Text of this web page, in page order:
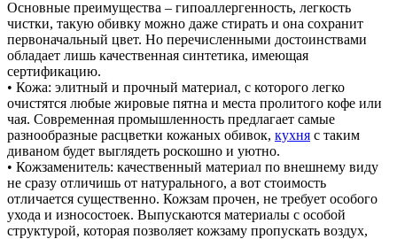
Основные преимущества – гипоаллергенность, легкость
чистки, такую обивку можно даже стирать и она сохранит
первоначальный цвет. Но перечисленными достоинствами
обладает лишь качественная синтетика, имеющая
сертификацию.
• Кожа: элитный и прочный материал, с которого легко
очистятся любые жировые пятна и места пролитого кофе или
чая. Современная промышленность предлагает самые
разнообразные расцветки кожаных обивок, кухня с таким
диваном будет выглядеть роскошно и уютно.
• Кожзаменитель: качественный материал по внешнему виду
не сразу отличишь от натурального, а вот стоимость
отличается существенно. Кожзам прочен, не требует особого
ухода и износостоек. Выпускаются материалы с особой
структурой, которая позволяет кожзаму пропускать воздух,